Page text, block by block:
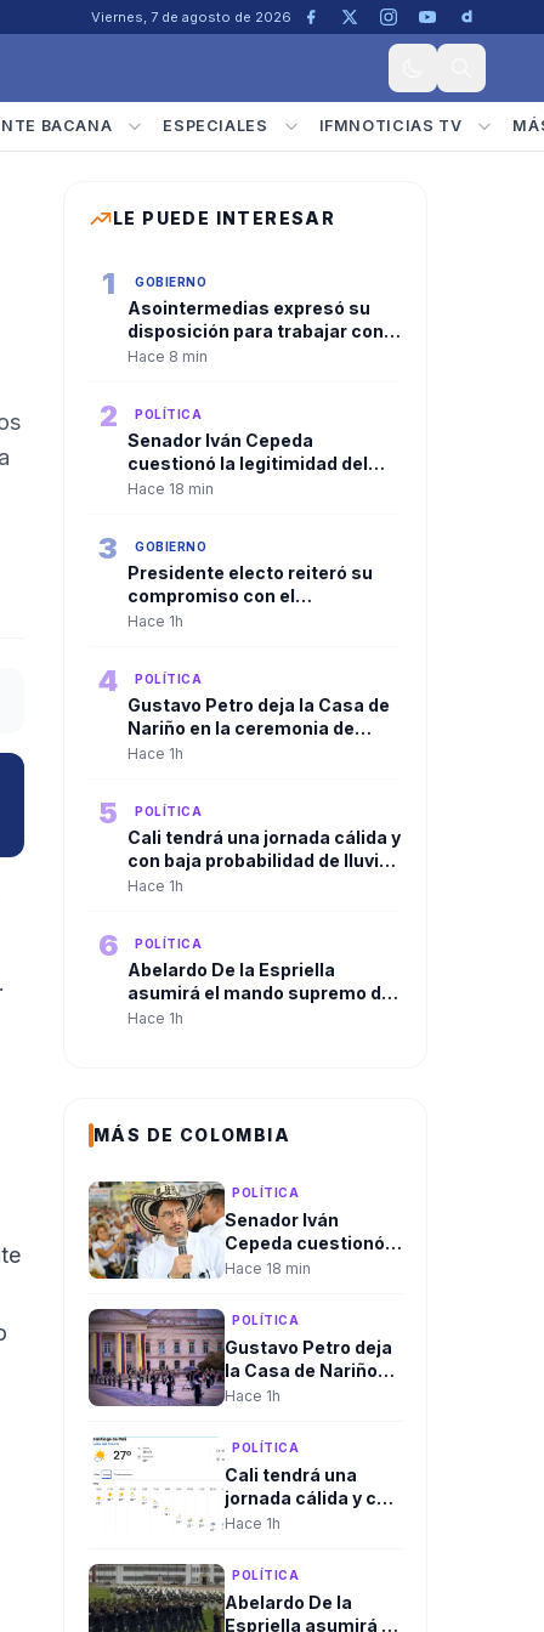
Viernes, 7 de agosto de 2026
BACANA ESPECIALES IFMNOTICIAS TV
LE PUEDE INTERESAR
1 GOBIERNO
Asointermedias expresó su
disposición para trabajar con
el Gobierno de Abelardo de la
Hace 8 min
2 POLÍTICA
Senador Iván Cepeda
cuestionó la legitimidad del
nuevo gobierno y ratificó la
Hace 18 min
3 GOBIERNO
Presidente electo reiteró su
compromiso con el
cumplimiento de su programa
Hace 1h
4 POLÍTICA
Gustavo Petro deja la Casa de
Nariño en la ceremonia de
relevo presidencial
Hace 1h
5 POLÍTICA
Cali tendrá una jornada cálida y
con baja probabilidad de lluvia
durante la posesión
Hace 1h
6 POLÍTICA
Abelardo De la Espriella
asumirá el mando supremo de
las Fuerzas Armadas con el
Hace 1h
MÁS DE COLOMBIA
POLÍTICA
Senador Iván
Cepeda cuestionó
la legitimidad del
ratificó la
oposición política
Hace 18 min
POLÍTICA
Gustavo Petro deja
la Casa de Nariño
en la ceremonia de
Hace 1h
POLÍTICA
Cali tendrá una
jornada cálida y con
baja probabilidad de
posesión
Hace 1h
POLÍTICA
Abelardo De la
Espriella asumirá el